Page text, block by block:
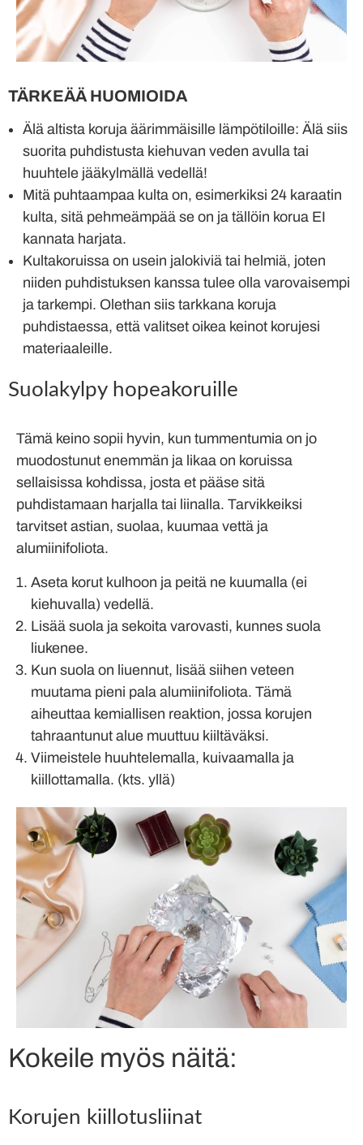
TÄRKEÄÄ HUOMIOIDA
Älä altista koruja äärimmäisille lämpötiloille: Älä siis
suorita puhdistusta kiehuvan veden avulla tai
huuhtele jääkylmällä vedellä!
Mitä puhtaampaa kulta on, esimerkiksi 24 karaatin
kulta, sitä pehmeämpää se on ja tällöin korua EI
kannata harjata.
Kultakoruissa on usein jalokiviä tai helmiä, joten
niiden puhdistuksen kanssa tulee olla varovaisempi
ja tarkempi. Olethan siis tarkkana koruja
puhdistaessa, että valitset oikea keinot korujesi
materiaaleille.
Suolakylpy hopeakoruille
Tämä keino sopii hyvin, kun tummentumia on jo
muodostunut enemmän ja likaa on koruissa
sellaisissa kohdissa, josta et pääse sitä
puhdistamaan harjalla tai liinalla. Tarvikkeiksi
tarvitset astian, suolaa, kuumaa vettä ja
alumiinifoliota.
Aseta korut kulhoon ja peitä ne kuumalla (ei
kiehuvalla) vedellä.
Lisää suola ja sekoita varovasti, kunnes suola
liukenee.
Kun suola on liuennut, lisää siihen veteen
muutama pieni pala alumiinifoliota. Tämä
aiheuttaa kemiallisen reaktion, jossa korujen
tahraantunut alue muuttuu kiiltäväksi.
Viimeistele huuhtelemalla, kuivaamalla ja
kiillottamalla. (kts. yllä)
Kokeile myös näitä:
Korujen kiillotusliinat